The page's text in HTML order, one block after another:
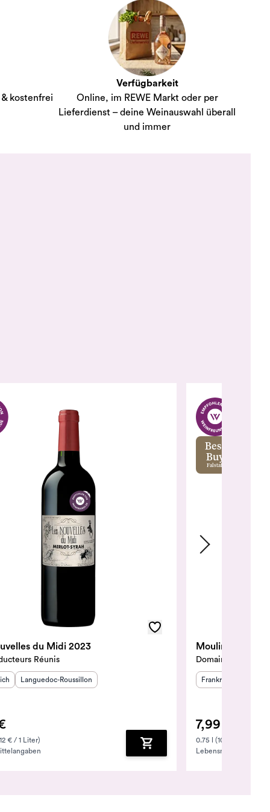
kostenfrei
Verfügbarkeit
Online, im REWE Markt oder per
Lieferdienst – deine Weinauswahl überall
und immer
du Midi 2023
Réunis
:Herkunftsregion:
Languedoc-Roussillon
€ / 1 Liter)
Zum Warenkorb hinzufügen
Best
Buy
Falstaff
Moulin Saint-
Domaine Moulin
Herkunftsland
Frankreich
7,99 €
0.75 l (10.65 € / 1 Liter)
Lebensmittelangaben